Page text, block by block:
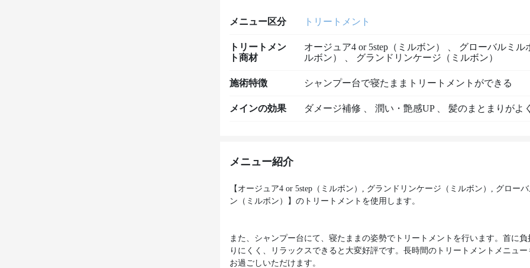
メニュー区分 トリートメント
トリートメン
ト商材
オージュア4 or 5step（ミルボン）
グローバルミル
ルボン）
グランドリンケージ（ミルボン）
施術特徴 シャンプー台で寝たままトリートメントができる
メインの効果 ダメージ補修 潤い・艶感UP 髪のまとまりがよ
メニュー紹介
【オージュア4 or 5step（ミルボン）, グランドリンケージ（ミルボン）, グロー
ン（ミルボン）】のトリートメントを使用します。
また、シャンプー台にて、寝たままの姿勢でトリートメントを行います。首に負
りにくく、リラックスできると大変好評です。長時間のトリートメントメニュー
お過ごしいただけます。